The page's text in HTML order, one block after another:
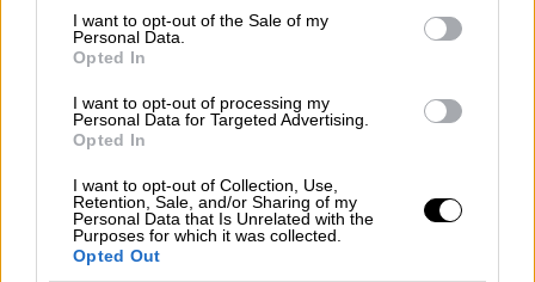
consent section.
I want to opt-out of the Sale of my
Personal Data.
Opted In
I want to opt-out of processing my
Personal Data for Targeted Advertising.
Opted In
I want to opt-out of Collection, Use,
Retention, Sale, and/or Sharing of my
Personal Data that Is Unrelated with the
Purposes for which it was collected.
Opted Out
ΔΙΑΒΑΣΤΕ ΕΠΙΣΗΣ
Μικρολίμανο: Ληστής μπήκε με
μπαλτά σε κατάστημα τυχερών
παιχνιδιών και έφυγε με 12.000 ευρώ